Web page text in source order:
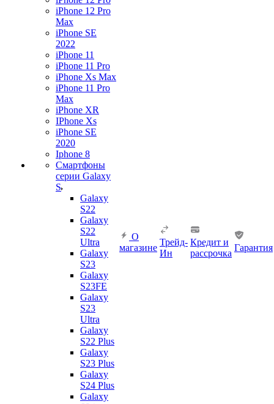
iPhone 12 Pro
Max
iPhone SE
2022
iPhone 11
iPhone 11 Pro
iPhone Xs Max
iPhone 11 Pro
Max
iPhone XR
IPhone Xs
iPhone SE
2020
Iphone 8
Смартфоны
серии Galaxy
S
Galaxy
S22
Galaxy
S22
Ultra
Galaxy
S23
Galaxy
S23FE
Galaxy
S23
Ultra
Galaxy
S22 Plus
Galaxy
S23 Plus
Galaxy
S24 Plus
Galaxy
О
магазине
Трейд-
Ин
Кредит и
рассрочка
Гарантия